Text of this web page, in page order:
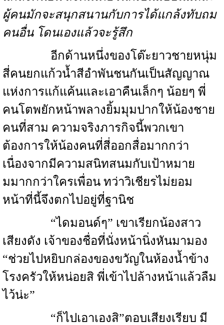
ผู้คนมักจะสนุกสนานกับการได้แกล้งทับถม
คนอื่น โดนเองแล้วจะรู้สึก
อีกด้านหนึ่งของโต๊ะยาวชายหนุ่ม
สี่คนยกแก้วน้ำสีอำพันชนกันเป็นสัญญาณ
แห่งการแก้แค้นและเอาคืนเล็กๆ น้อยๆ พี่
คนโตพยักหน้าพลางยิ้มมุมปากให้น้องชาย
คนที่สาม ความจริงภารกิจนี้พวกเขา
ต้องการให้น้องคนที่สี่ออกสื่อมากกว่า
เนื่องจากมีความสนิทสนมกับเป้าหมาย
มมากกว่าใครเพื่อน ทว่าวิเชียรไม่ยอม
หน้าที่นี้จึงตกไปอยู่ที่ฐานิช
“ไดมอนด์ๆ” เขาเรียกน้องสาว
เสียงดัง เจ้าของชื่อที่นั่งหน้านิ่งหันมามอง
“ช่วยไปหยิบกล่องของขวัญในห้องน้ำข้าง
โรงครัวให้หน่อยสิ พี่เข้าไปล้างหน้าแล้วลืม
ไว้น่ะ”
“ก็ไปเอาเองสิ”ตอบเสียงเรียบ มี